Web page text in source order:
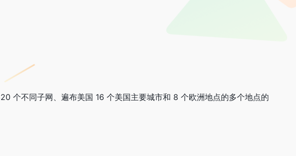
个不同子网、遍布美国 16 个美国主要城市和 8 个欧洲地点的多个地点的